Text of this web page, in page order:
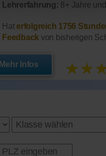
Lehrerfahrung: 8+ Jahre
Hat erfolgreich 1756
Feedback von bisherigen
Mehr Infos